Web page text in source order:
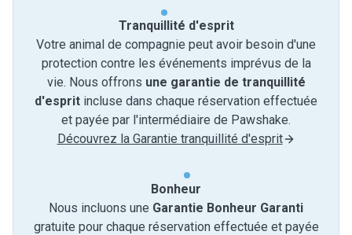
Tranquillité d'esprit
Votre animal de compagnie peut avoir besoin d'une
protection contre les événements imprévus de la
vie. Nous offrons une garantie de tranquillité
d'esprit incluse dans chaque réservation effectuée
et payée par l'intermédiaire de Pawshake.
Découvrez la Garantie tranquillité d'esprit
Bonheur
Nous incluons une Garantie Bonheur Garanti
gratuite pour chaque réservation effectuée et payée